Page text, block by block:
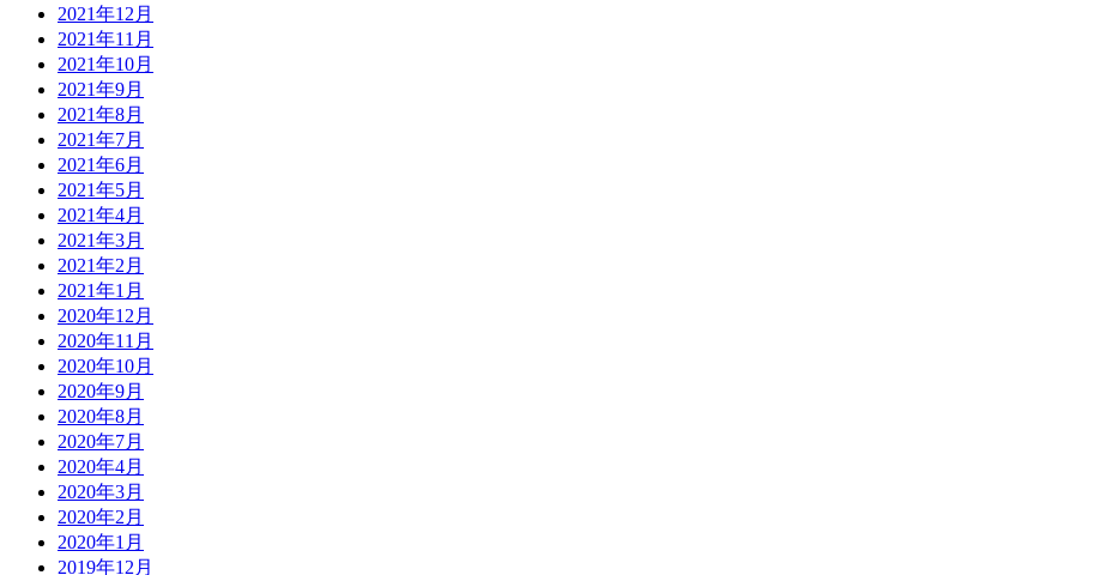
2021年12月
2021年11月
2021年10月
2021年9月
2021年8月
2021年7月
2021年6月
2021年5月
2021年4月
2021年3月
2021年2月
2021年1月
2020年12月
2020年11月
2020年10月
2020年9月
2020年8月
2020年7月
2020年4月
2020年3月
2020年2月
2020年1月
2019年12月